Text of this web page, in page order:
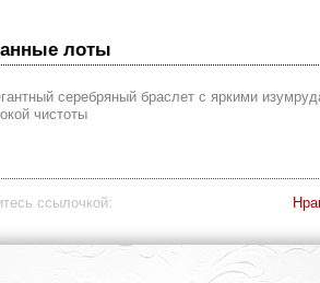
лоты
серебряный браслет с яркими
чистоты
ссылочкой: